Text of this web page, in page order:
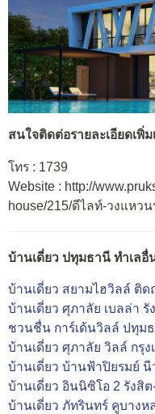
สนใจติดต่อรายละเอียดเพิ่
โทร : 1739
Website : http://
house/215/ดีไลท์-วงแหว
บ้านเดี่ยว ปทุมธานี ทำเล
บ้านเดี่ยว สยามไฮวิลล์ ติ
บ้านเดี่ยว ศุภาลัย เบลล่า รั
ชวนชื่น การ์เด้นวิลล์ ปทุม
บ้านเดี่ยว ศุภาลัย วิลล์ กรุ
บ้านเดี่ยว บ้านฟ้าปิยรมย์ นี
บ้านเดี่ยว อินนิซิโอ 2 รังสิ
บ้านเดี่ยว ภัทรินทร์ คูบาง